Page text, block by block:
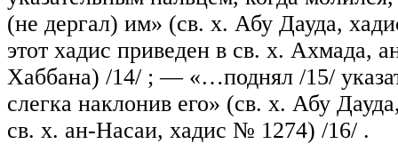
(не дергал) им» (св. х. Абу Дауда,
этот хадис приведен в св. х. Ахмада,
Хаббана) /14/ ; — «…поднял /15/
слегка наклонив его» (св. х. Абу
св. х. ан-Насаи, хадис № 1274) /16/ .